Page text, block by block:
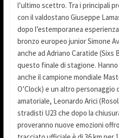
l’ultimo scettro. Tra i principali
con il valdostano Giuseppe
dopo l’estemporanea
bronzo europeo junior Simone
anche ad Adriano Caratide (Sixs
questo finale di stagione.
anche il campione mondiale
O’Clock) e un altro personaggio
amatoriale, Leonardo Arici
stradisti U23 che dopo la
proveranno nuove emozioni